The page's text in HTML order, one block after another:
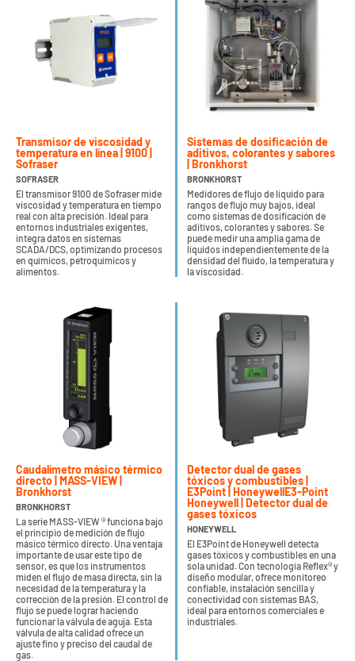
Transmisor de viscosidad y
temperatura en línea | 9100 |
Sofraser
SOFRASER
El transmisor 9100 de Sofraser mide
viscosidad y temperatura en tiempo
real con alta precisión. Ideal para
entornos industriales exigentes,
integra datos en sistemas
SCADA/DCS, optimizando procesos
en químicos, petroquímicos y
alimentos.
Sistemas de dosificación de
aditivos, colorantes y sabores
| Bronkhorst
BRONKHORST
Medidores de flujo de líquido para
rangos de flujo muy bajos, ideal
como sistemas de dosificación de
aditivos, colorantes y sabores. Se
puede medir una amplia gama de
líquidos independientemente de la
densidad del fluido, la temperatura y
la viscosidad.
Caudalímetro másico térmico
directo | MASS-VIEW |
Bronkhorst
BRONKHORST
La serie MASS-VIEW ® funciona bajo
el principio de medición de flujo
másico térmico directo. Una ventaja
importante de usar este tipo de
sensor, es que los instrumentos
miden el flujo de masa directa, sin la
necesidad de la temperatura y la
corrección de la presión. El control de
flujo se puede lograr haciendo
funcionar la válvula de aguja. Esta
válvula de alta calidad ofrece un
ajuste fino y preciso del caudal de
gas.
Detector dual de gases
tóxicos y combustibles |
E3Point | HoneywellE3-Point
Honeywell | Detector dual de
gases tóxicos
HONEYWELL
El E3Point de Honeywell detecta
gases tóxicos y combustibles en una
sola unidad. Con tecnología Reflex® y
diseño modular, ofrece monitoreo
confiable, instalación sencilla y
conectividad con sistemas BAS,
ideal para entornos comerciales e
industriales.